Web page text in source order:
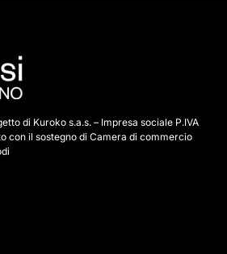
di Kuroko s.a.s. – Impresa sociale P.IVA
con il sostegno di Camera di commercio